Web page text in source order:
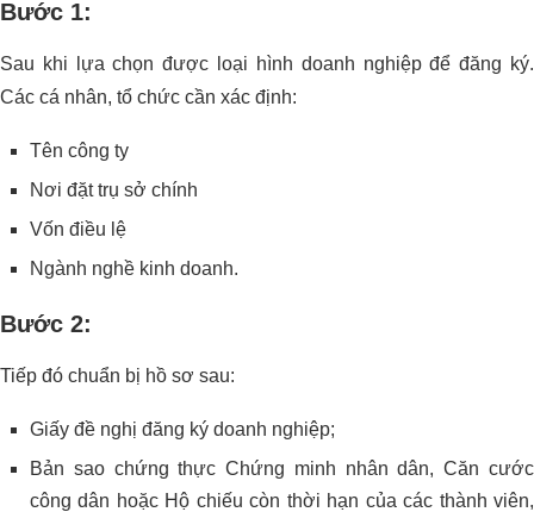
Bước 1:
Sau khi lựa chọn được loại hình doanh nghiệp để đăng ký.
Các cá nhân, tổ chức cần xác định:
Tên công ty
Nơi đặt trụ sở chính
Vốn điều lệ
Ngành nghề kinh doanh.
Bước 2:
Tiếp đó chuẩn bị hồ sơ sau:
Giấy đề nghị đăng ký doanh nghiệp;
Bản sao chứng thực Chứng minh nhân dân, Căn cước
công dân hoặc Hộ chiếu còn thời hạn của các thành viên,